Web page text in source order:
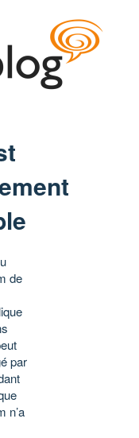
de
par
n’a